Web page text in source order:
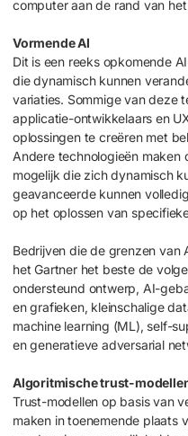
computer aan de rand van
Vormende AI
Dit is een reeks opkomende
die dynamisch kunnen
variaties. Sommige van deze
applicatie-ontwikkelaars en
oplossingen te creëren met
Andere technologieën
mogelijk die zich dynamisch
geavanceerde kunnen
op het oplossen van
Bedrijven die de grenzen van
het Gartner het beste de
ondersteund ontwerp, AI-
en grafieken, kleinschalige
machine learning (ML), self-
en generatieve adversarial
Algoritmische trust-
Trust-modellen op basis van
maken in toenemende plaats